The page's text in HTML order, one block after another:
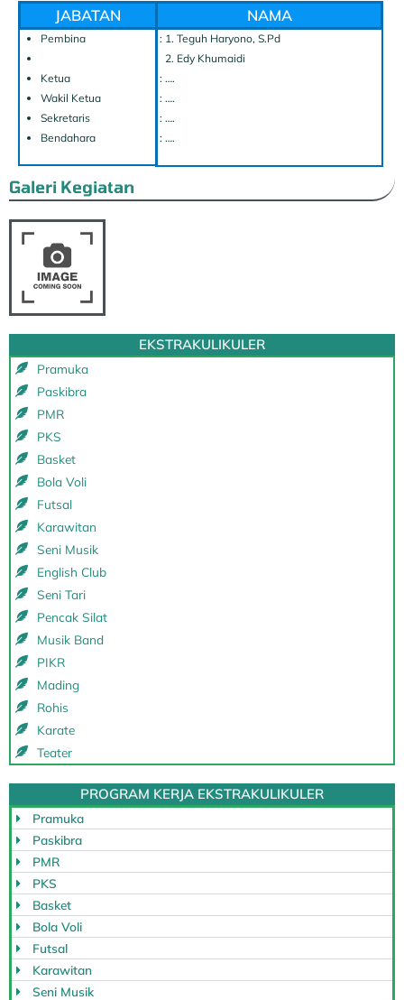
JABATAN
Pembina
Ketua
Wakil Ketua
Sekretaris
Bendahara
NAMA
: 1. Teguh Haryono, S.Pd
2. Edy Khumaidi
: ….
: ….
: ….
: ….
Galeri Kegiatan
EKSTRAKULIKULER
Pramuka
Paskibra
PMR
PKS
Basket
Bola Voli
Futsal
Karawitan
Seni Musik
English Club
Seni Tari
Pencak Silat
Musik Band
PIKR
Mading
Rohis
Karate
Teater
PROGRAM KERJA EKSTRAKULIKULER
Pramuka
Paskibra
PMR
PKS
Basket
Bola Voli
Futsal
Karawitan
Seni Musik